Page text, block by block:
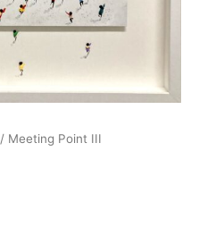
/ Meeting Point III